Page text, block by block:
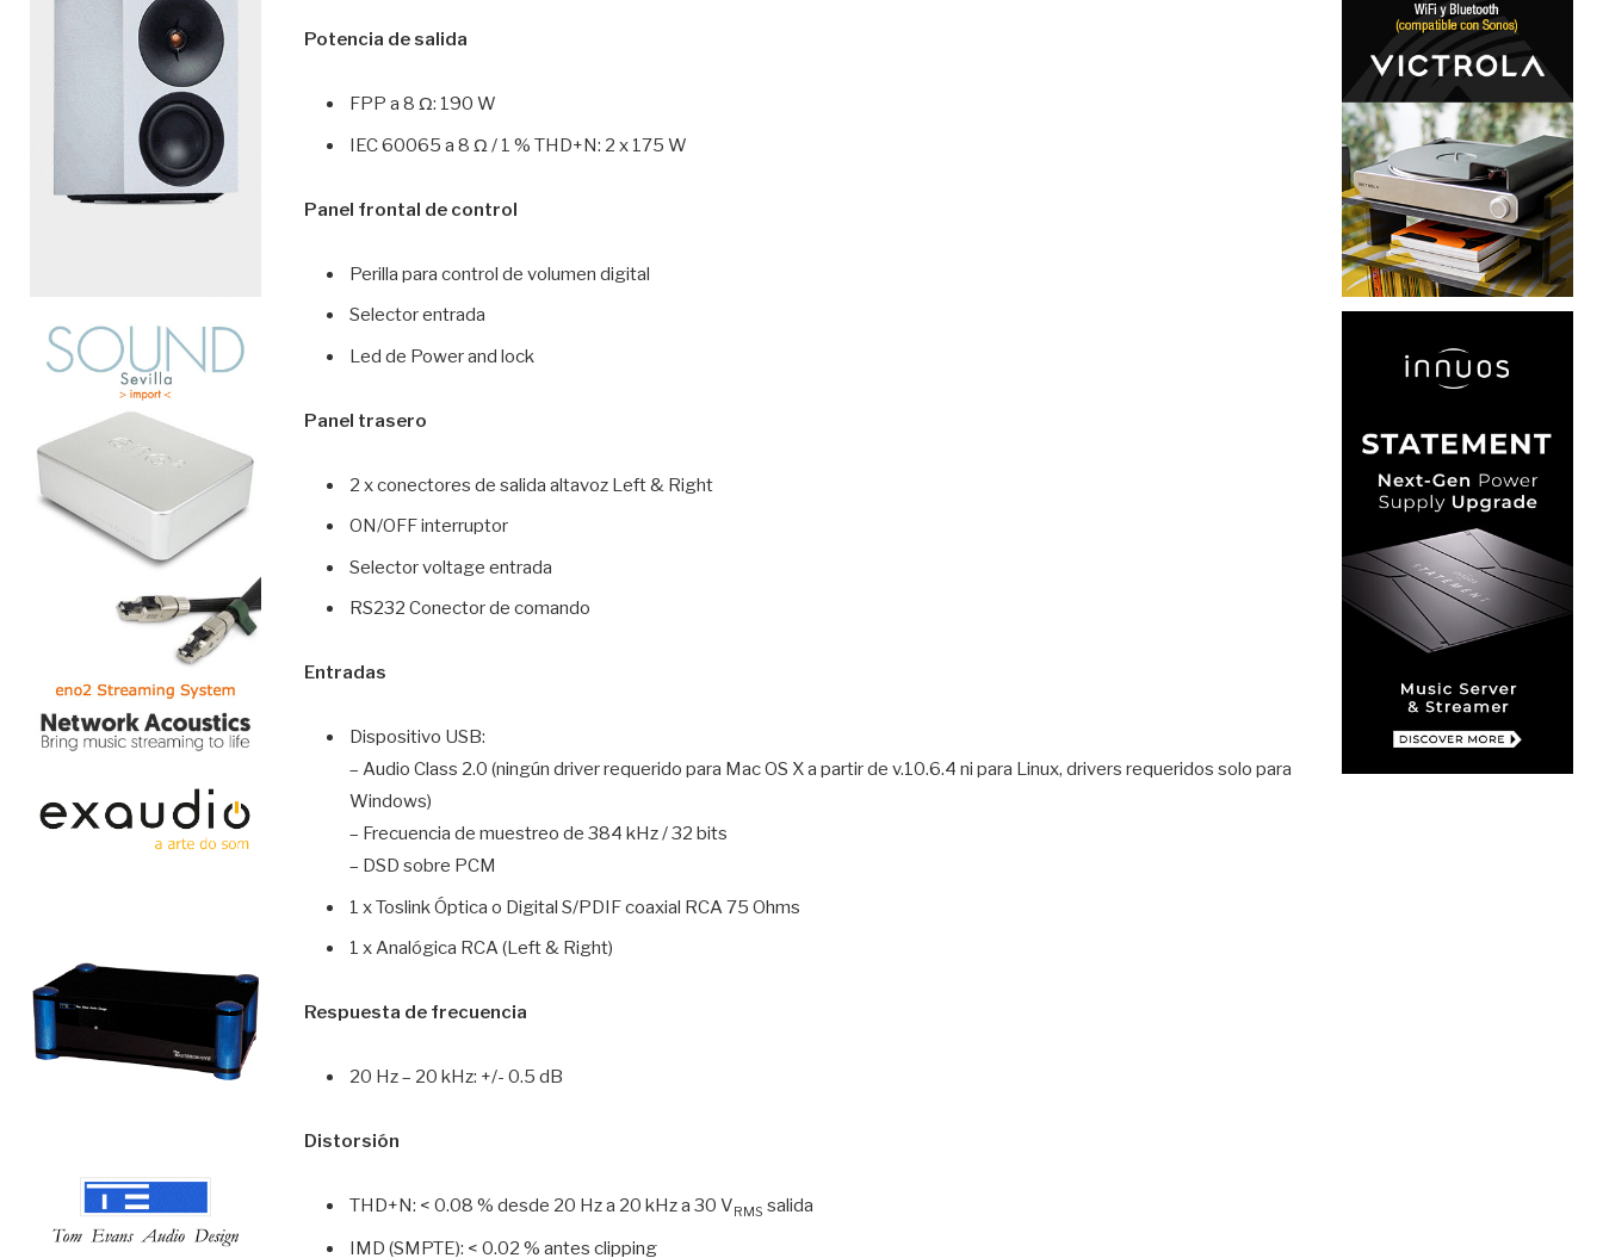
Potencia de salida
FPP a 8 Ω: 190 W
IEC 60065 a 8 Ω / 1 % THD+N: 2 x 175 W
Panel frontal de control
Perilla para control de volumen digital
Selector entrada
Led de Power and lock
Panel trasero
2 x conectores de salida altavoz Left & Right
ON/OFF interruptor
Selector voltage entrada
RS232 Conector de comando
Entradas
Dispositivo USB:
– Audio Class 2.0 (ningún driver requerido para Mac OS X a partir de v.10.6.4 ni para Linux, drivers requeridos solo para
Windows)
– Frecuencia de muestreo de 384 kHz / 32 bits
– DSD sobre PCM
1 x Toslink Óptica o Digital S/PDIF coaxial RCA 75 Ohms
1 x Analógica RCA (Left & Right)
Respuesta de frecuencia
20 Hz – 20 kHz: +/- 0.5 dB
Distorsión
THD+N: < 0.08 % desde 20 Hz a 20 kHz a 30 V RMS salida
IMD (SMPTE): < 0.02 % antes clipping